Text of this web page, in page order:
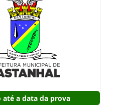
até a data da prova